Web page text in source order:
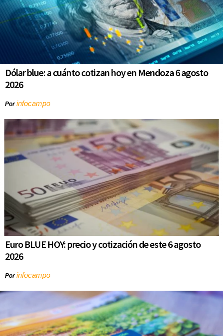
Dólar blue: a cuánto cotizan hoy en Mendoza 6 agosto
2026
Porinfocampo
Euro BLUE HOY: precio y cotización de este 6 agosto
2026
Porinfocampo